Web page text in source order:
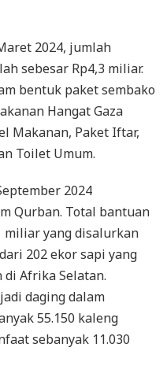
2024, jumlah
sebesar Rp4,3 miliar.
bentuk paket sembako
Hangat Gaza
Makanan, Paket Iftar,
Toilet Umum.
2024
Qurban. Total bantuan
miliar yang disalurkan
202 ekor sapi yang
Afrika Selatan.
daging dalam
55.150 kaleng
sebanyak 11.030